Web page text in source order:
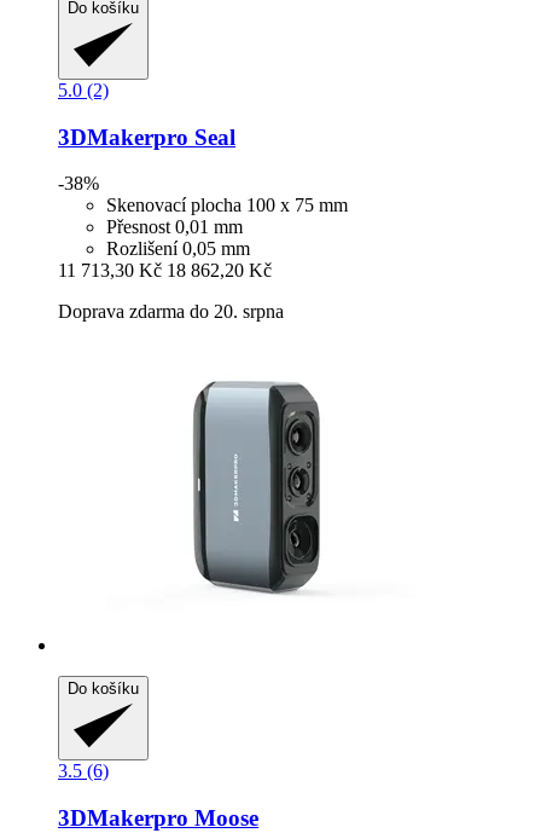
Do košíku
5.0 (2)
3DMakerpro Seal
-38%
Skenovací plocha 100 x 75 mm
Přesnost 0,01 mm
Rozlišení 0,05 mm
11 713,30 Kč 18 862,20 Kč
Doprava zdarma do 20. srpna
Do košíku
3.5 (6)
3DMakerpro Moose